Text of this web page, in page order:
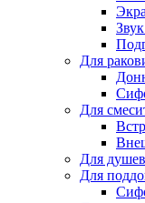
Для
Для
Для
Для